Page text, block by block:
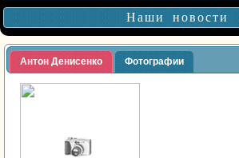
Наши новости
Антон Денисенко Фотографии